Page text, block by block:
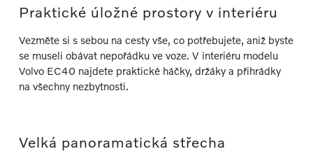
Praktické úložné prostory v interiéru
Vezměte si s sebou na cesty vše, co potřebujete, aniž byste
se museli obávat nepořádku ve voze. V interiéru modelu
Volvo EC40 najdete praktické háčky, držáky a přihrádky
na všechny nezbytnosti.
Velká panoramatická střecha